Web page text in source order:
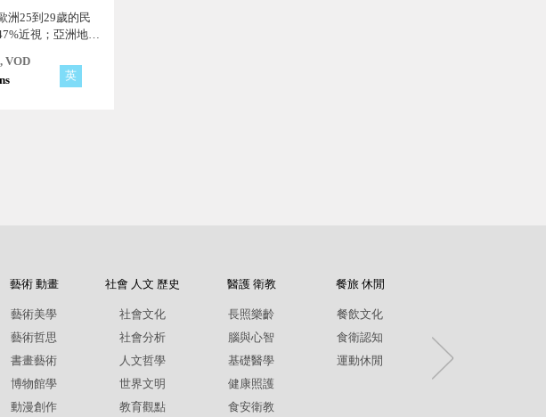
洲25到29歲的民
近視；亞洲地區
有近視的問題，形
「世代效應」。
VOD
英
藝術 動畫
藝術美學
藝術哲思
書畫藝術
博物館學
動漫創作
社會 人文 歷史
社會文化
社會分析
人文哲學
世界文明
教育觀點
醫護 衛教
長照樂齡
腦與心智
基礎醫學
健康照護
食安衛教
餐旅 休閒
餐飲文化
食衛認知
運動休閒
社政人文